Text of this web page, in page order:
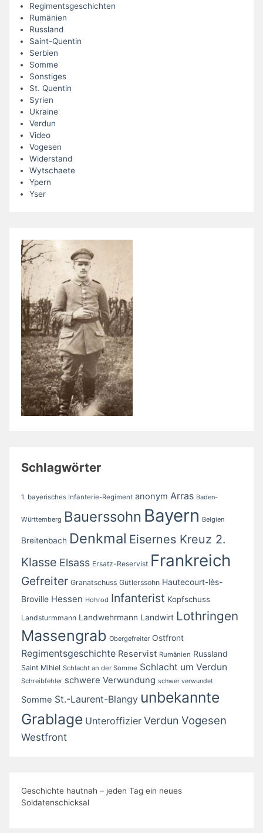
Regimentsgeschichten
Rumänien
Russland
Saint-Quentin
Serbien
Somme
Sonstiges
St. Quentin
Syrien
Ukraine
Verdun
Video
Vogesen
Widerstand
Wytschaete
Ypern
Yser
Schlagwörter
1. bayerisches Infanterie-Regiment anonym Arras Baden-
Württemberg Bauerssohn Bayern Belgien
Breitenbach Denkmal Eisernes Kreuz 2.
Klasse Elsass Ersatz-Reservist Frankreich
Gefreiter Granatschuss Gütlerssohn Hautecourt-lès-
Broville Hessen Hohrod Infanterist Kopfschuss
Landsturmmann Landwehrmann Landwirt Lothringen
Massengrab Obergefreiter Ostfront
Regimentsgeschichte Reservist Rumänien Russland
Saint Mihiel Schlacht an der Somme Schlacht um Verdun
Schreibfehler schwere Verwundung schwer verwundet
Somme St.-Laurent-Blangy unbekannte
Grablage Unteroffizier Verdun Vogesen
Westfront
Geschichte hautnah – jeden Tag ein neues
Soldatenschicksal